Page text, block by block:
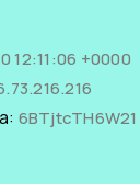
12:11:06 +0000
6BTjtcTH6W21